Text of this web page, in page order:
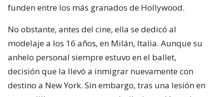
funden entre los más granados de Hollywood.
No obstante, antes del cine, ella se dedicó al
modelaje a los 16 años, en Milán, Italia. Aunque su
anhelo personal siempre estuvo en el ballet,
decisión que la llevó a inmigrar nuevamente con
destino a New York. Sin embargo, tras una lesión en